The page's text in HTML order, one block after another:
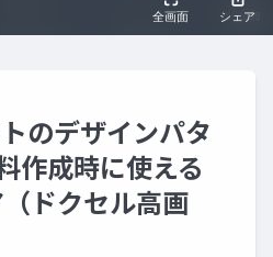
のデザインパタ
作成時に使える
ドクセル高画